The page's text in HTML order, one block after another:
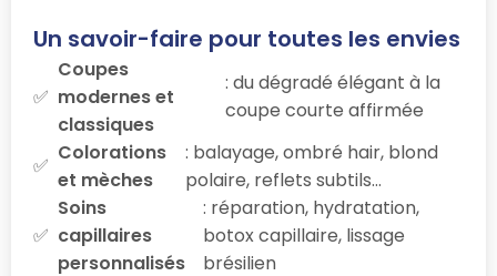
Un savoir-faire pour toutes les envies
Coupes
modernes et
classiques
: du dégradé élégant à la
coupe courte affirmée
Colorations
et mèches
: balayage, ombré hair, blond
polaire, reflets subtils…
Soins
capillaires
personnalisés
: réparation, hydratation,
botox capillaire, lissage
brésilien